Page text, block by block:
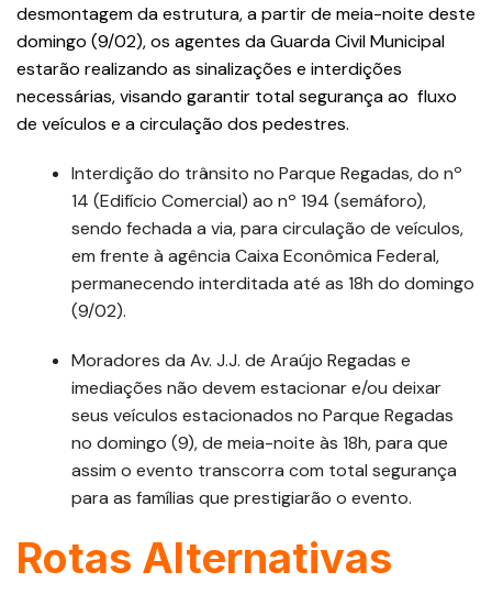
desmontagem da estrutura, a partir de meia-noite deste
domingo (9/02), os agentes da Guarda Civil Municipal
estarão realizando as sinalizações e interdições
necessárias, visando garantir total segurança ao fluxo
de veículos e a circulação dos pedestres.
Interdição do trânsito no Parque Regadas, do nº
14 (Edifício Comercial) ao nº 194 (semáforo),
sendo fechada a via, para circulação de veículos,
em frente à agência Caixa Econômica Federal,
permanecendo interditada até as 18h do domingo
(9/02).
Moradores da Av. J.J. de Araújo Regadas e
imediações não devem estacionar e/ou deixar
seus veículos estacionados no Parque Regadas
no domingo (9), de meia-noite às 18h, para que
assim o evento transcorra com total segurança
para as famílias que prestigiarão o evento.
Rotas Alternativas